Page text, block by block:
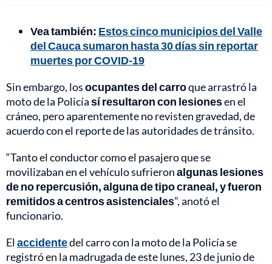
Vea también: Estos cinco municipios del Valle
del Cauca sumaron hasta 30 días sin reportar
muertes por COVID-19
Sin embargo, losocupantes del carroque arrastró la
moto de la Policíasí resultaron con lesionesen el
cráneo, pero aparentemente no revisten gravedad, de
acuerdo con el reporte de las autoridades de tránsito.
“Tanto el conductor como el pasajero que se
movilizaban en el vehículo sufrieronalgunas lesiones
de no repercusión, alguna de tipo craneal, y fueron
remitidos a centros asistenciales”, anotó el
funcionario.
Elaccidentedel carro con la moto de la Policía se
registró en la madrugada de este lunes, 23 de junio de